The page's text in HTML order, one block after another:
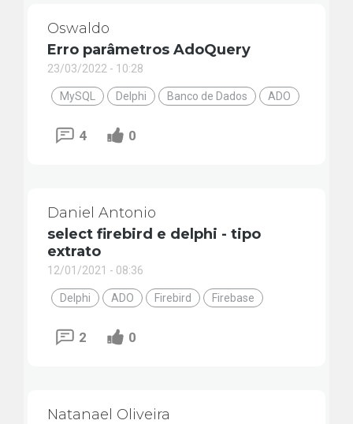
Oswaldo
Erro parâmetros AdoQuery
23/03/2022 - 10:28
MySQL Delphi Banco de Dados ADO
4 0
Daniel Antonio
select firebird e delphi - tipo
extrato
12/01/2021 - 08:36
Delphi ADO Firebird Firebase
2 0
Natanael Oliveira